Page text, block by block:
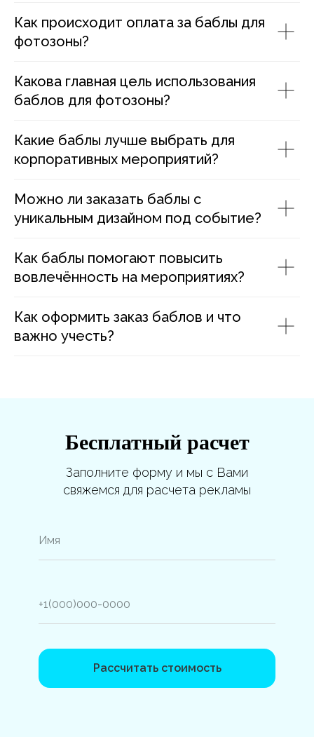
Как происходит оплата за баблы для
фотозоны?
Какова главная цель использования
баблов для фотозоны?
Какие баблы лучше выбрать для
корпоративных мероприятий?
Можно ли заказать баблы с
уникальным дизайном под событие?
Как баблы помогают повысить
вовлечённость на мероприятиях?
Как оформить заказ баблов и что
важно учесть?
Бесплатный расчет
Заполните форму и мы с Вами
свяжемся для расчета рекламы
Рассчитать стоимость